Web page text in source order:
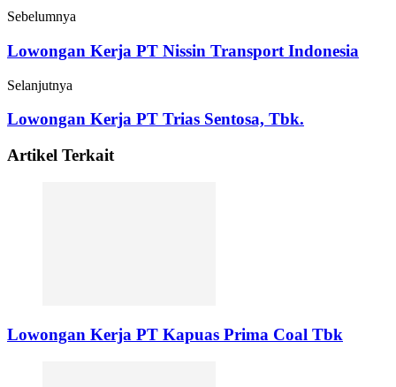
Sebelumnya
Lowongan Kerja PT Nissin Transport Indonesia
Selanjutnya
Lowongan Kerja PT Trias Sentosa, Tbk.
Artikel Terkait
Lowongan Kerja PT Kapuas Prima Coal Tbk